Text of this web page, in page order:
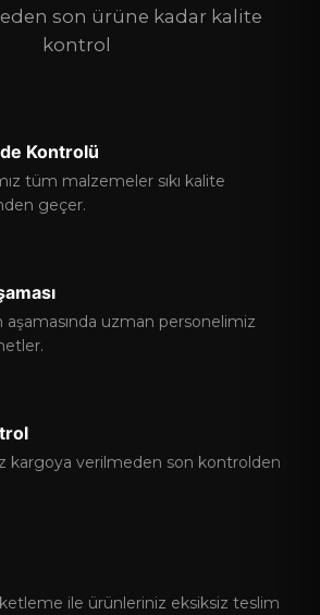
son ürüne kadar kalite
kontrol
Kontrolü
tüm malzemeler sıkı kalite
geçer.
uzman personelimiz
kargoya verilmeden son kontrolden
ile ürünleriniz eksiksiz teslim